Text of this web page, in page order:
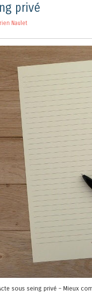
privé
Naulet
sous seing privé – Mieux